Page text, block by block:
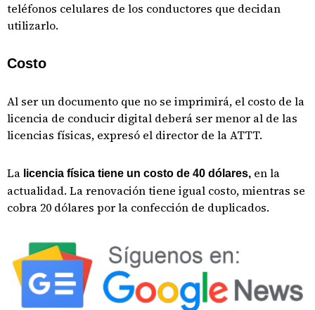
teléfonos celulares de los conductores que decidan
utilizarlo.
Costo
Al ser un documento que no se imprimirá, el costo de la
licencia de conducir digital deberá ser menor al de las
licencias físicas, expresó el director de la ATTT.
La licencia física tiene un costo de 40 dólares, en la
actualidad. La renovación tiene igual costo, mientras se
cobra 20 dólares por la confección de duplicados.